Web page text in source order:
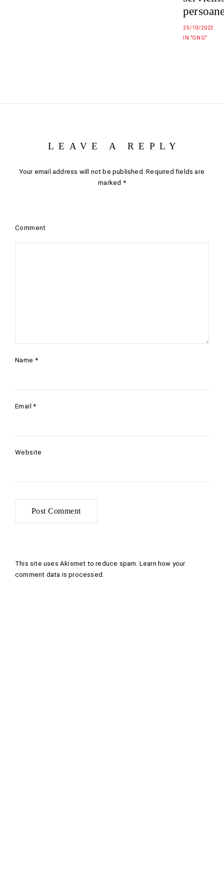
25/10/2023
IN "ONG"
LEAVE A REPLY
Your email address will not be published. Required fields are
marked *
Comment
Name *
Email*
Website
This site uses Akismet to reduce spam. Learn how your
comment data is processed